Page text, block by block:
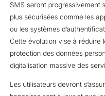
SMS seront progressivement
plus sécurisées comme les
ou les systèmes
Cette évolution vise à réduire
protection des données
digitalisation massive des
Les utilisateurs devront